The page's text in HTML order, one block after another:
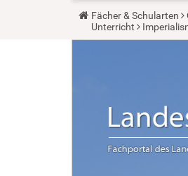
Y
u
Fächer & Schularten
Unterricht